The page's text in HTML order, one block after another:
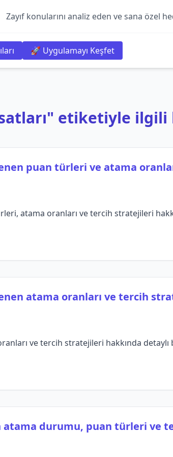
Zayıf konularını analiz eden ve sana özel
🚀 Uygulamayı Keşfet
etiketiyle ilgili
puan türleri ve atama
atama oranları ve tercih stratejileri
atama oranları ve tercih
ve tercih stratejileri hakkında detaylı
atama durumu, puan türleri ve